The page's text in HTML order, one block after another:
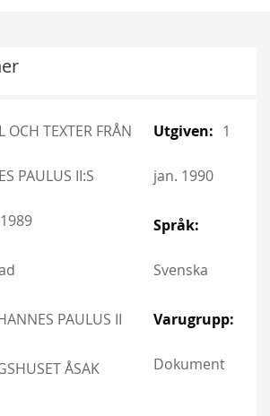
OCH TEXTER FRÅN
PAULUS II:S
PAULUS II
ÅSAK
Information
1
jan. 1990
Svenska
Dokument